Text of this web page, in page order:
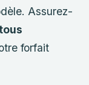
Assurez-
forfait